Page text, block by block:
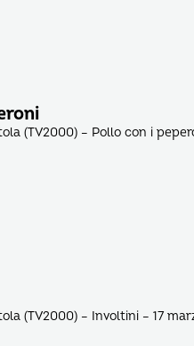
(TV2000) – Pollo con i
(TV2000) – Involtini – 17